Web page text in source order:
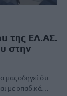
της ΕΛ.ΑΣ.
στην
οδηγεί ότι
με οπαδικά…